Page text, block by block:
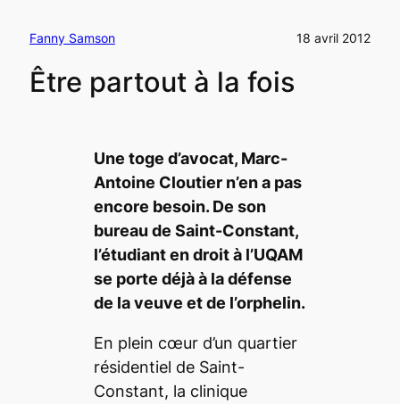
Fanny Samson 18 avril 2012
Être partout à la fois
Une toge d’avocat, Marc-
Antoine Cloutier n’en a pas
encore besoin. De son
bureau de Saint-Constant,
l’étudiant en droit à l’UQAM
se porte déjà à la défense
de la veuve et de l’orphelin.
En plein cœur d’un quartier
résidentiel de Saint-
Constant, la clinique